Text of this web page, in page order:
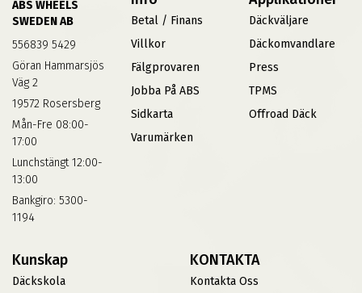
ABS WHEELS
SWEDEN AB
556839 5429
Göran Hammarsjös
Väg 2
19572 Rosersberg
Mån-Fre 08:00-
17:00
Lunchstängt 12:00-
13:00
Bankgiro: 5300-
1194
Betal / Finans
Villkor
Fälgprovaren
Jobba På ABS
Sidkarta
Varumärken
Däckväljare
Däckomvandlare
Press
TPMS
Offroad Däck
Kunskap
Däckskola
KONTAKTA
Kontakta Oss